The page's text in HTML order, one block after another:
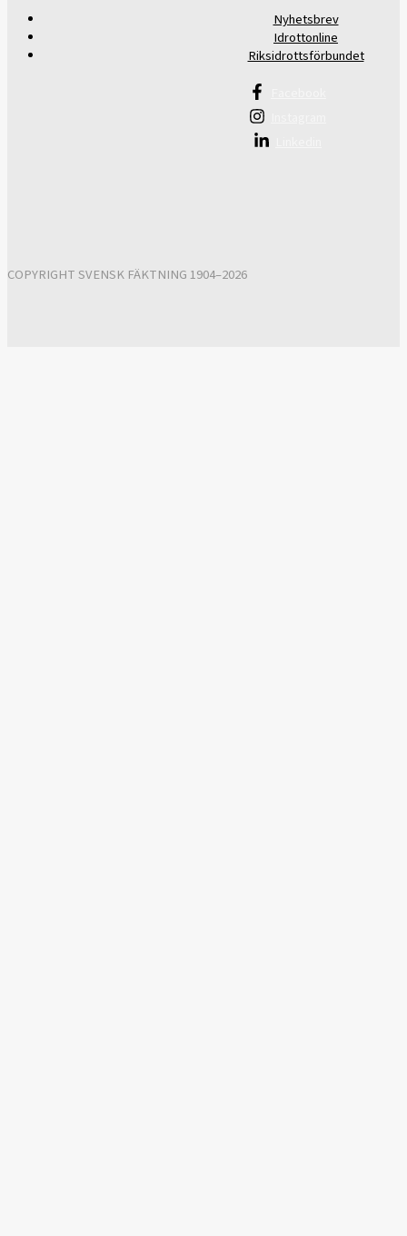
Nyhetsbrev
Idrottonline
Riksidrottsförbundet
COPYRIGHT SVENSK FÄKTNING 1904–2026